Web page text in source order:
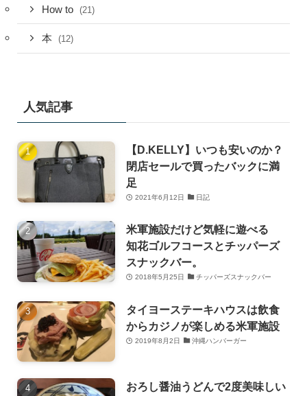
How to (21)
本 (12)
人気記事
【D.KELLY】いつも安いのか？
閉店セールで買ったバックに満
足
2021年6月12日 日記
米軍施設だけど気軽に遊べる
知花ゴルフコースとチッパーズ
スナックバー。
2018年5月25日 チッパーズスナックバー
タイヨーステーキハウスは飲食
からカジノが楽しめる米軍施設
2019年8月2日 沖縄ハンバーガー
おろし醤油うどんで2度美味しい